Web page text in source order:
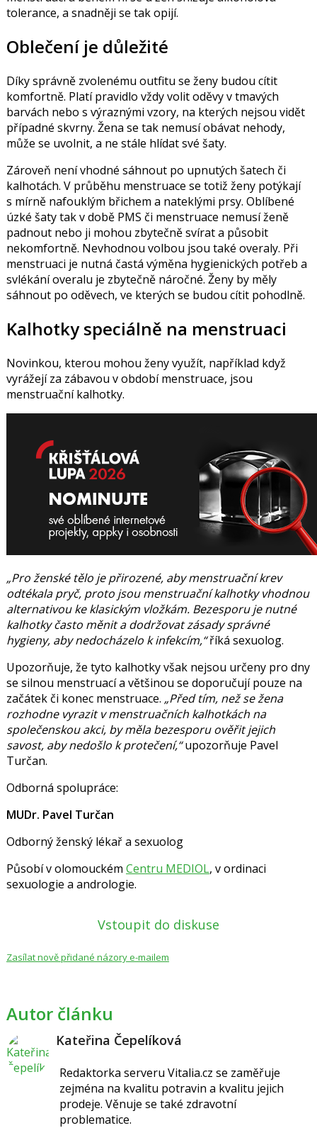
tolerance, a snadněji se tak opijí.
Oblečení je důležité
Díky správně zvolenému outfitu se ženy budou cítit
komfortně. Platí pravidlo vždy volit oděvy v tmavých
barvách nebo s výraznými vzory, na kterých nejsou vidět
případné skvrny. Žena se tak nemusí obávat nehody,
může se uvolnit, a ne stále hlídat své šaty.
Zároveň není vhodné sáhnout po upnutých šatech či
kalhotách. V průběhu menstruace se totiž ženy potýkají
s mírně nafouklým břichem a nateklými prsy. Oblíbené
úzké šaty tak v době PMS či menstruace nemusí ženě
padnout nebo ji mohou zbytečně svírat a působit
nekomfortně. Nevhodnou volbou jsou také overaly. Při
menstruaci je nutná častá výměna hygienických potřeb a
svlékání overalu je zbytečně náročné. Ženy by měly
sáhnout po oděvech, ve kterých se budou cítit pohodlně.
Kalhotky speciálně na menstruaci
Novinkou, kterou mohou ženy využít, například když
vyrážejí za zábavou v období menstruace, jsou
menstruační kalhotky.
„Pro ženské tělo je přirozené, aby menstruační krev
odtékala pryč, proto jsou menstruační kalhotky vhodnou
alternativou ke klasickým vložkám. Bezesporu je nutné
kalhotky často měnit a dodržovat zásady správné
hygieny, aby nedocházelo k infekcím,“říká sexuolog.
Upozorňuje, že tyto kalhotky však nejsou určeny pro dny
se silnou menstruací a většinou se doporučují pouze na
začátek či konec menstruace. „Před tím, než se žena
rozhodne vyrazit v menstruačních kalhotkách na
společenskou akci, by měla bezesporu ověřit jejich
savost, aby nedošlo k protečení,“upozorňuje Pavel
Turčan.
Odborná spolupráce:
MUDr. Pavel Turčan
Odborný ženský lékař a sexuolog
Působí v olomouckém Centru MEDIOL, v ordinaci
sexuologie a andrologie.
Vstoupit do diskuse
Zasílat nově přidané názory e-mailem
Autor článku
Kateřina Čepelíková
Redaktorka serveru Vitalia.cz se zaměřuje
zejména na kvalitu potravin a kvalitu jejich
prodeje. Věnuje se také zdravotní
problematice.